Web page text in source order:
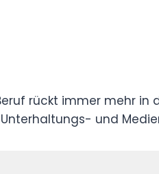
rückt immer mehr in
und